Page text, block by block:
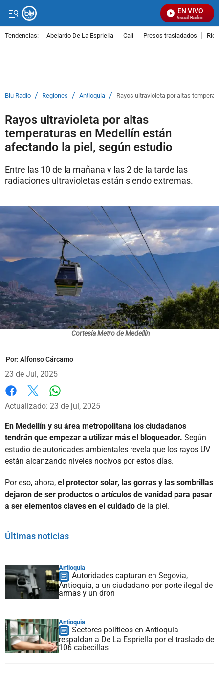
EN VIVO
Señal Visual Radio
Tendencias: Abelardo De La Espriella Cali Presos trasladados
Blu Radio / Regiones / Antioquia / Rayos ultravioleta por altas
Rayos ultravioleta por altas
temperaturas en Medellín están
afectando la piel, según estudio
Entre las 10 de la mañana y las 2 de la tarde las
radiaciones ultravioletas están siendo extremas.
Cortesía Metro de Medellín
Por: Alfonso Cárcamo
23 de Jul, 2025
Facebook
X
Actualizado: 23 de jul, 2025
En Medellín y su área metropolitana los ciudadanos
tendrán que empezar a utilizar más el bloqueador. Según
estudio de autoridades ambientales revela que los rayos UV
están alcanzando niveles nocivos por estos días.
Por eso, ahora, el protector solar, las gorras y las sombrillas
dejaron de ser productos o artículos de vanidad para pasar
a ser elementos claves en el cuidado de la piel.
Últimas noticias
Antioquia
Autoridades capturan en Segovia,
Antioquia, a un ciudadano por porte ilegal de
armas y un dron
Antioquia
Sectores políticos en Antioquia
respaldan a De La Espriella por el traslado de
106 cabecillas